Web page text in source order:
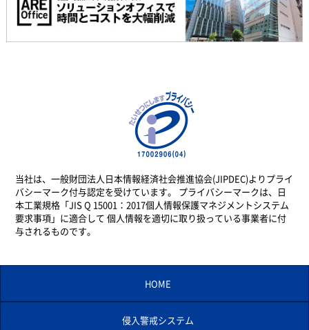
当社は、一般財団法人日本情報経済社会推進協会(JIPDEC)よりプライ
バシーマーク付与認定を受けています。 プライバシーマークは、日
本工業規格「JIS Q 15001：2017個人情報保護マネジメントシステム
要求事項」に適合して 個人情報を適切に取り扱っている事業者に付
与されるものです。
HOME
侵入警戒システム